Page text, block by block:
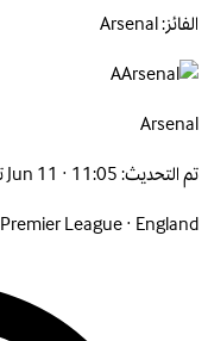
الفائز: Arsenal
A
Arsenal
تم التحديث:Jun 11 · 11:05 توقيت السعودية
Premier League· England